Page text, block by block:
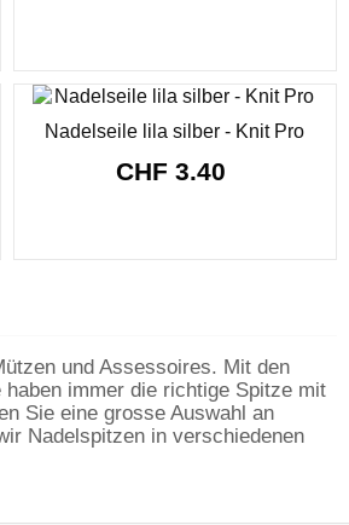
Nadelseile lila silber - Knit Pro
CHF 3.40
und Assessoires. Mit den
immer die richtige Spitze mit
Sie eine grosse Auswahl an
Nadelspitzen in verschiedenen